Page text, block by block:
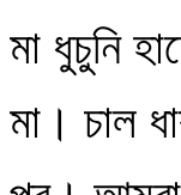
মা ধুচুনি
মা। চাল